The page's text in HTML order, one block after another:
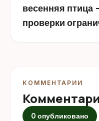
весенняя птица
проверки
КОММЕНТАРИИ
0 опубликовано